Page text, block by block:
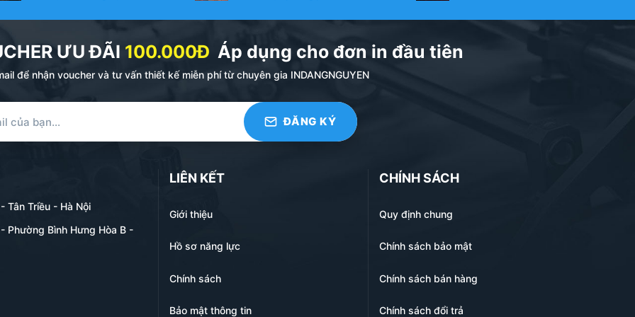
Chốt đơn hàng về số lượng, thời gian, giá thành.
đó gửi khách hàng duyệt (thời gian làm mẫu từ 1-2 ngày làm việc).
hàng và nghiệm thu xong.
tôi :tại đây
QUYỂN MENU BÌA DA
khi in các tờ thực đơn (ruột menu) xong quý khách hàng có thể tự lồng ruột vào các là nilong để sử dụng.
ép lá trực tiếp. Xưởng in sẽ tiến hành hoàn thiện sản phẩm 100%. Khách hàng chỉ việc sử dụng.
ƯU ĐÃI 100.000Đ Áp dụng cho đơn in đầu tiên
để nhận voucher và tư vấn thiết kế miễn phí từ chuyên gia INDANGNGUYEN
Tân Triều - Hà Nội
Bình Hưng Hòa B -
LIÊN KẾT
Giới thiệu
Hồ sơ năng lực
Chính sách
Bảo mật thông tin
CHÍNH SÁCH
Quy định chung
Chính sách bảo mật
Chính sách bán hàng
Chính sách đổi trả